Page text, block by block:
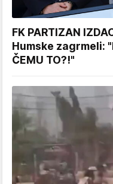
FK PARTIZAN
Humske zagrmeli:
ČEMU TO?!"